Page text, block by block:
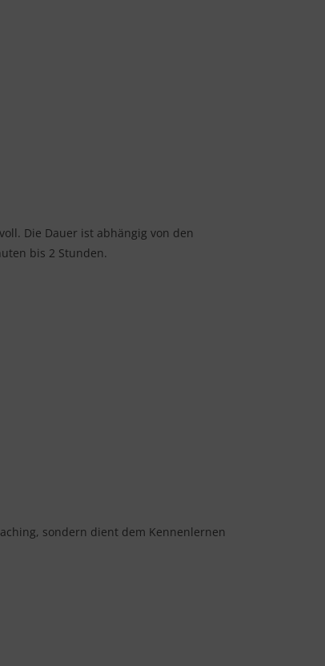
Die Dauer ist abhängig von den
bis 2 Stunden.
sondern dient dem Kennenlernen